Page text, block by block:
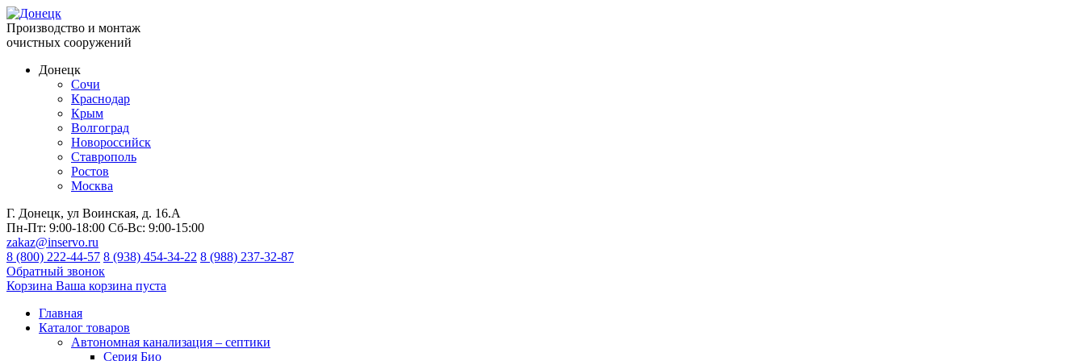
Производство и монтаж
очистных сооружений
Донецк
Сочи
Краснодар
Крым
Волгоград
Новороссийск
Ставрополь
Ростов
Москва
Г. Донецк, ул Воинская, д. 16.А
Пн-Пт: 9:00-18:00 Сб-Вс: 9:00-15:00
zakaz@inservo.ru
8 (800) 222-44-57 8 (938) 454-34-22 8 (988) 237-32-87
Обратный звонок
Корзина Ваша корзина пуста
Главная
Каталог товаров
Автономная канализация – септики
Серия Био